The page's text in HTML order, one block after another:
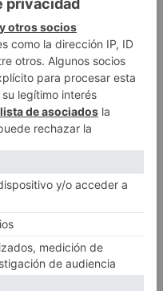
de corte para la
color o dibujo, que
corte.
tecnología
contaminantes y es
impresión
ofreciendo siempre
de colores a elegir,